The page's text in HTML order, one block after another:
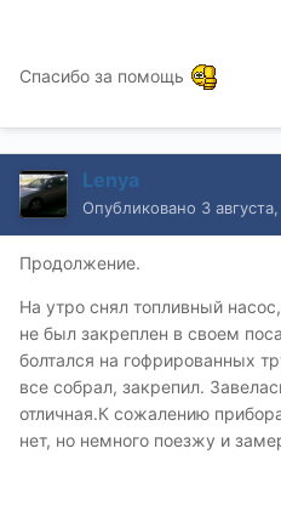
Спасибо за помощь
Lenya
Опубликовано 3
Продолжение.
На утро снял топливный
не был закреплен в своем
болтался на гофрированных
все собрал, закрепил.
отличная.К сожалению
нет, но немного поезжу и